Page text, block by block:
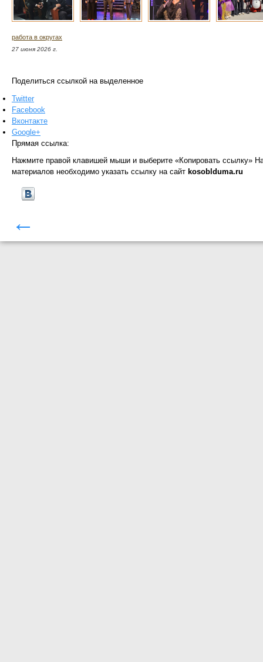
работа в округах
27 июня 2026 г.
Поделиться ссылкой на выделенное
Twitter
Facebook
Вконтакте
Google+
Прямая ссылка:
Нажмите правой клавишей мыши и выберите «Копировать ссылку»
материалов необходимо указать ссылку на сайт kosoblduma.ru
←